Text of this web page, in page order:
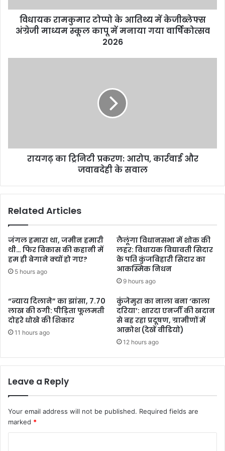
विधायक रामकुमार टोप्पो के आतिथ्य में केजीब्लेफ्स
अंग्रेजी माध्यम स्कूल कापू में मनाया गया वार्षिकोत्सव
2026
रायगढ़ का ट्रिनिटी प्रकरण: आरोप, कार्रवाई और
जवाबदेही के सवाल
Related Articles
जंगल हमारा था, जमीन हमारी
थी… फिर विकास की कहानी में
हम ही बेगाने क्यों हो गए?
5 hours ago
लैलूंगा विधानसभा में शोक की
लहर: विधायक विद्यावती सिदार
के पति कुंजबिहारी सिदार का
आकस्मिक निधन
9 hours ago
“न्याय दिलाने” का झांसा, 7.70
लाख की ठगी: पीड़िता फूलमती
दोहरे धोखे की शिकार
11 hours ago
कुंजेमुरा का नाला बना ‘काला
दरिया’: शारदा एनर्जी की खदान
से बह रहा प्रदूषण, ग्रामीणों में
आक्रोश (देखें वीडियो)
12 hours ago
Leave a Reply
Your email address will not be published. Required fields are
marked *